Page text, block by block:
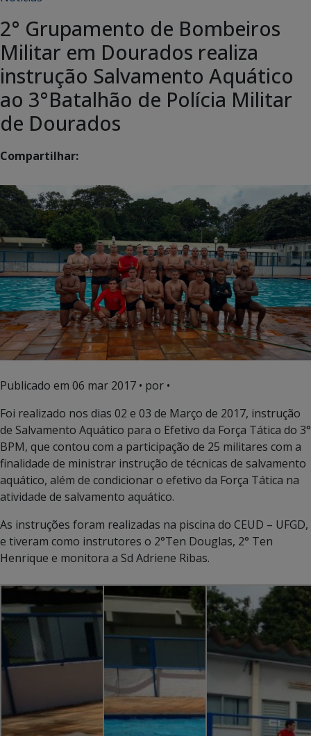
2° Grupamento de Bombeiros
Militar em Dourados realiza
instrução Salvamento Aquático
ao 3°Batalhão de Polícia Militar
de Dourados
Compartilhar:
Publicado em 06 mar 2017 • por •
Foi realizado nos dias 02 e 03 de Março de 2017, instrução
de Salvamento Aquático para o Efetivo da Força Tática do 3°
BPM, que contou com a participação de 25 militares com a
finalidade de ministrar instrução de técnicas de salvamento
aquático, além de condicionar o efetivo da Força Tática na
atividade de salvamento aquático.
As instruções foram realizadas na piscina do CEUD – UFGD,
e tiveram como instrutores o 2°Ten Douglas, 2° Ten
Henrique e monitora a Sd Adriene Ribas.